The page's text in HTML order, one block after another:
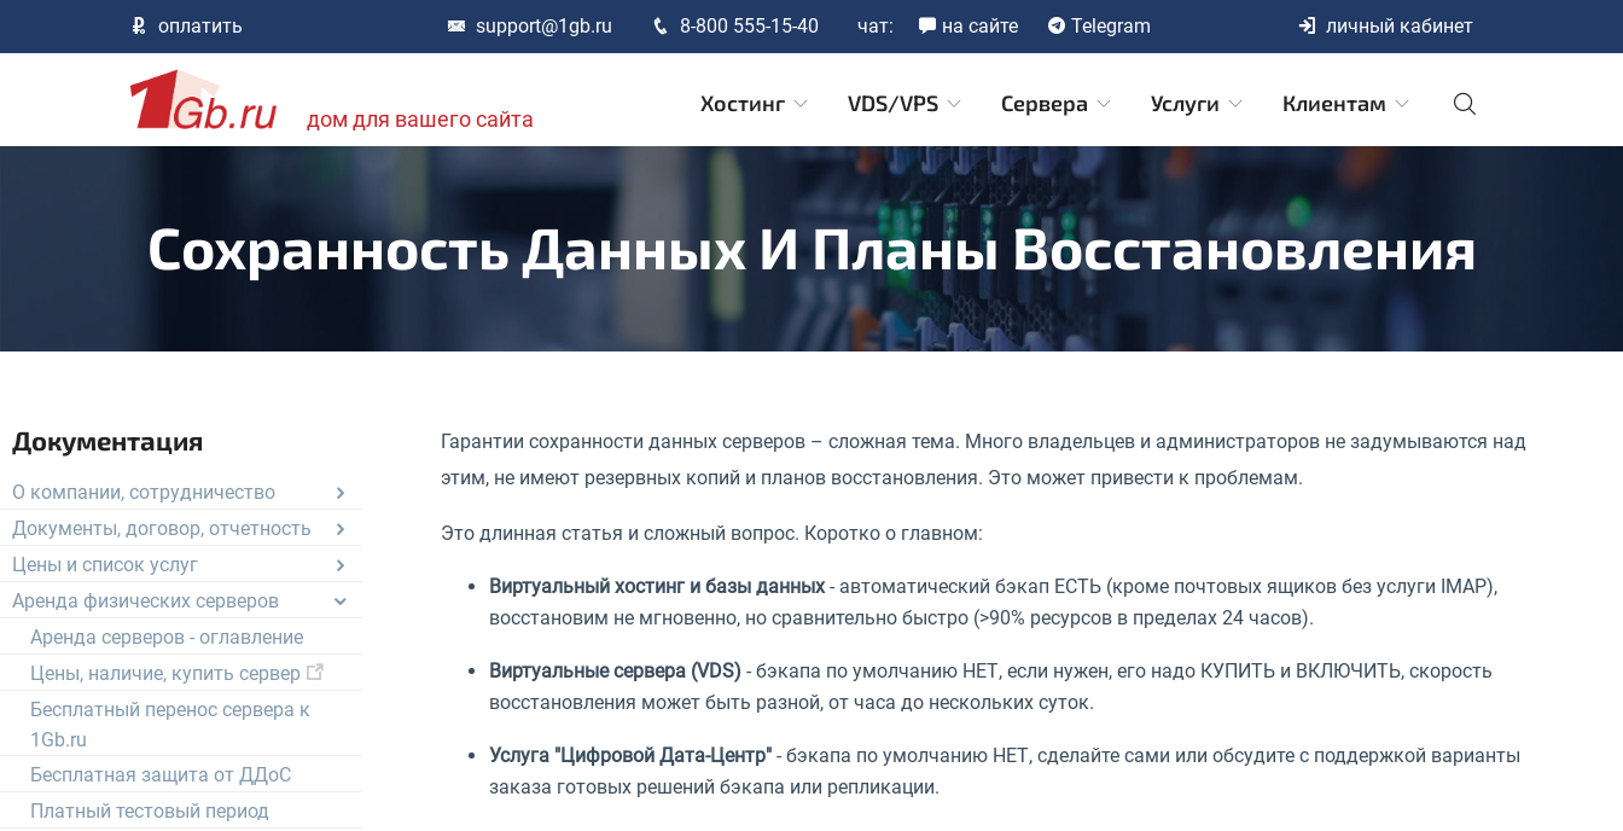
оплатить support@1gb.ru 8-800 555-15-40 чат: на сайте Telegram личный кабинет
дом для вашего сайта
Хостинг VDS/VPS Сервера Услуги Клиентам
Сохранность Данных И Планы Восстановления
Документация
О компании, сотрудничество
Документы, договор, отчетность
Цены и список услуг
Аренда физических серверов
Аренда серверов - оглавление
Цены, наличие, купить сервер
Бесплатный перенос сервера к
1Gb.ru
Бесплатная защита от ДДоС
Платный тестовый период
Гарантии сохранности данных серверов – сложная тема. Много владельцев и администраторов не задумываются над
этим, не имеют резервных копий и планов восстановления. Это может привести к проблемам.
Это длинная статья и сложный вопрос. Коротко о главном:
Виртуальный хостинг и базы данных- автоматический бэкап ЕСТЬ (кроме почтовых ящиков без услуги IMAP),
восстановим не мгновенно, но сравнительно быстро (>90% ресурсов в пределах 24 часов).
Виртуальные сервера (VDS) - бэкапа по умолчанию НЕТ, если нужен, его надо КУПИТЬ и ВКЛЮЧИТЬ, скорость
восстановления может быть разной, от часа до нескольких суток.
Услуга "Цифровой Дата-Центр" - бэкапа по умолчанию НЕТ, сделайте сами или обсудите с поддержкой варианты
заказа готовых решений бэкапа или репликации.